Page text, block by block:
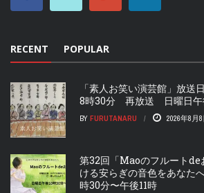
RECENT POPULAR
「素人お笑い演芸館」放
8時30分 再放送 日曜日午
BY FURUTANARU 2026年8月8
第32回「Maoのフルートde
ける安らぎの音色をあな
時30分〜午後11時